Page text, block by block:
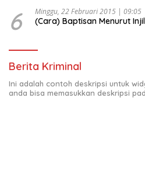
6 Minggu, 22 Februari 2015 | 09:05
(Cara) Baptisan Menurut Injil
Berita Kriminal
Ini adalah contoh deskripsi untuk
anda bisa memasukkan deskripsi